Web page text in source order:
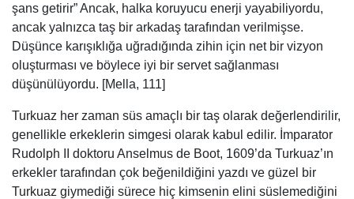
şans getirir” Ancak, halka koruyucu enerji yayabiliyordu,
ancak yalnızca taş bir arkadaş tarafından verilmişse.
Düşünce karışıklığa uğradığında zihin için net bir vizyon
oluşturması ve böylece iyi bir servet sağlanması
düşünülüyordu. [Mella, 111]
Turkuaz her zaman süs amaçlı bir taş olarak değerlendirilir,
genellikle erkeklerin simgesi olarak kabul edilir. İmparator
Rudolph II doktoru Anselmus de Boot, 1609’da Turkuaz’ın
erkekler tarafından çok beğenildiğini yazdı ve güzel bir
Turkuaz giymediği sürece hiç kimsenin elini süslemediğini